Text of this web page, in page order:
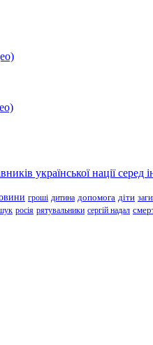
української нації серед
гроші дитина допомога діти
росія рятувальники сергій надал